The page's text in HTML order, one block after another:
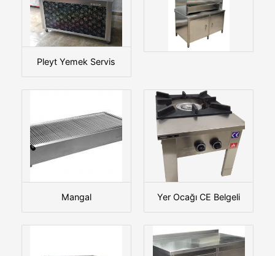
Pleyt Yemek Servis
Mangal Yer Ocağı CE Belgeli